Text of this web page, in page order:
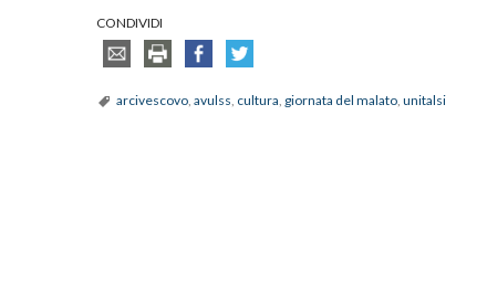
CONDIVIDI
arcivescovo, avulss, cultura, giornata del malato, unitalsi